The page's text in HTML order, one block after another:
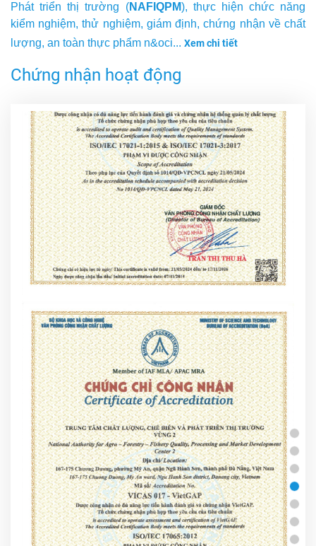
Phát triển thị trường (NAFIQPM), thực hiện chức năng
kiểm nghiệm, thử nghiệm, giám định, chứng nhận về chất
lượng, an toàn thực phẩm n&oci... Xem chi tiết
Chứng nhận hoạt động